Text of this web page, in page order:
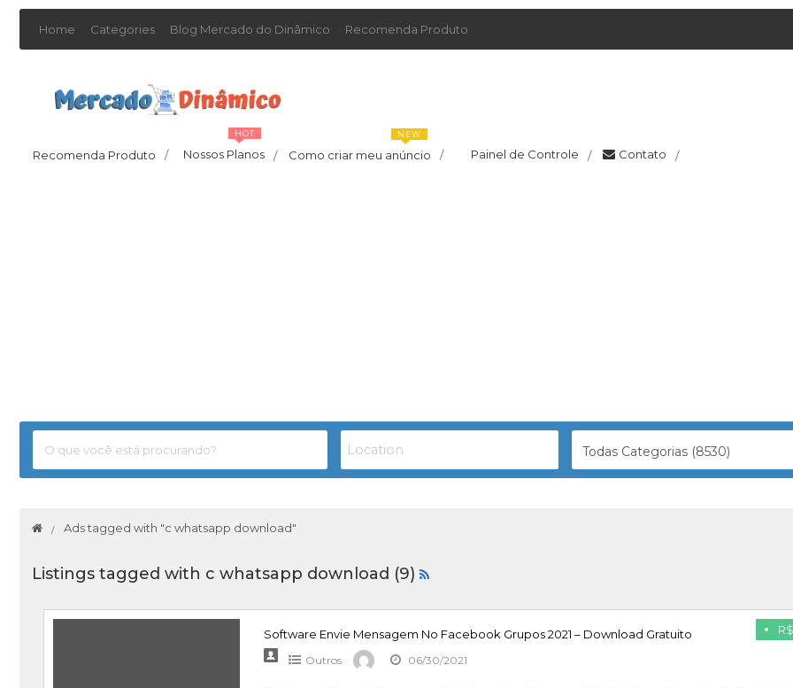
Home Categories Blog Mercado do Dinâmico Recomenda Produto
Recomenda Produto / Nossos Planos /
HOT
Como criar meu anúncio /
NEW
Painel de Controle / Contato /
Todas Categorias (8530)
Ads tagged with "c whatsapp download"
Listings tagged with c whatsapp download (9)
Software Envie Mensagem No Facebook Grupos 2021 – Download Gratuito
Outros 06/30/2021